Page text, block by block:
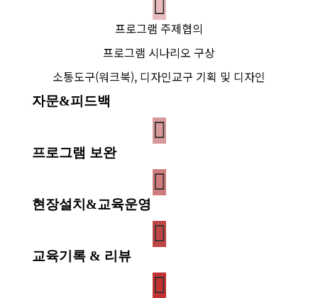
프로그램 주제협의
프로그램 시나리오 구상
소통도구(워크북), 디자인교구 기획 및 디자인
자문&피드백
프로그램 보완
현장설치&교육운영
교육기록 & 리뷰